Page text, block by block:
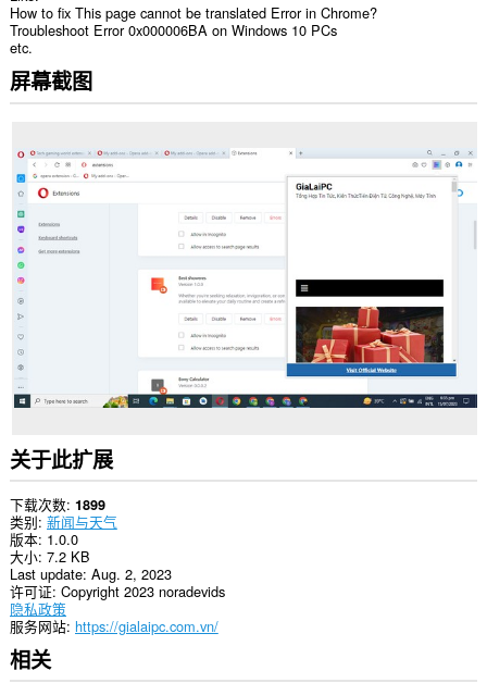
How to fix This page cannot be translated Error in Chrome?
Troubleshoot Error 0x000006BA on Windows 10 PCs
etc.
屏幕截图
关于此扩展
下载次数 1899
类别 新闻与天气
版本 1.0.0
大小 7.2 KB
Last update Aug. 2, 2023
许可证 Copyright 2023 noradevids
隐私政策
服务网站 https://gialaipc.com.vn/
相关